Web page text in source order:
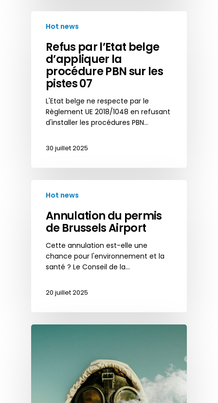
Hot news
Refus par l’Etat belge
d’appliquer la
procédure PBN sur les
pistes 07
L'Etat belge ne respecte par le
Règlement UE 2018/1048 en refusant
d'installer les procédures PBN…
30 juillet 2025
Hot news
Annulation du permis
de Brussels Airport
Cette annulation est-elle une
chance pour l'environnement et la
santé ? Le Conseil de la…
20 juillet 2025